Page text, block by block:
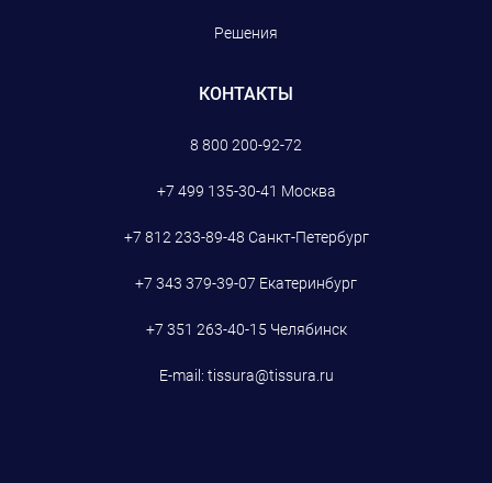
Решения
КОНТАКТЫ
8 800 200-92-72
+7 499 135-30-41 Москва
+7 812 233-89-48 Санкт-Петербург
+7 343 379-39-07 Екатеринбург
+7 351 263-40-15 Челябинск
E-mail: tissura@tissura.ru